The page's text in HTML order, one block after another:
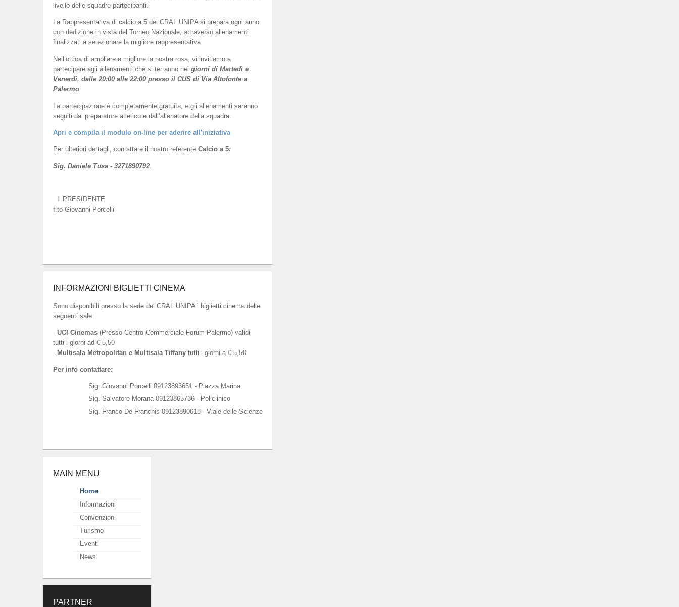
livello delle squadre partecipanti.
La Rappresentativa di calcio a 5 del CRAL UNIPA si prepara ogni anno
con dedizione in vista del Torneo Nazionale, attraverso allenamenti
finalizzati a selezionare la migliore rappresentativa.
Nell’ottica di ampliare e migliore la nostra rosa, vi invitiamo a
partecipare agli allenamenti che si terranno nei giorni di Martedì e
Venerdì, dalle 20:00 alle 22:00 presso il CUS di Via Altofonte a
Palermo.
La partecipazione è completamente gratuita, e gli allenamenti saranno
seguiti dal preparatore atletico e dall’allenatore della squadra.
Apri e compila il modulo on-line per aderire all'iniziativa
Per ulteriori dettagli, contattare il nostro referente Calcio a 5:
Sig. Daniele Tusa - 3271890792.
Il PRESIDENTE
f.to Giovanni Porcelli
INFORMAZIONI BIGLIETTI CINEMA
Sono disponibili presso la sede del CRAL UNIPA i biglietti cinema delle
seguenti sale:
- UCI Cinemas(Presso Centro Commerciale Forum Palermo) validi
tutti i giorni ad € 5,50
- Multisala Metropolitan e Multisala Tiffanytutti i giorni a € 5,50
Per info contattare:
Sig. Giovanni Porcelli 09123893651 - Piazza Marina
Sig. Salvatore Morana 09123865736 - Policlinico
Sig. Franco De Franchis 09123890618 - Viale delle Scienze
MAIN MENU
Home
Informazioni
Convenzioni
Turismo
Eventi
News
PARTNER